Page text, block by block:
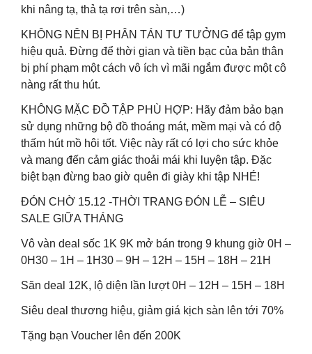
khi nâng tạ, thả tạ rơi trên sàn,…)
KHÔNG NÊN BỊ PHÂN TÁN TƯ TƯỞNG để tập gym
hiệu quả. Đừng để thời gian và tiền bạc của bản thân
bị phí phạm một cách vô ích vì mãi ngắm được một cô
nàng rất thu hút.
KHÔNG MẶC ĐỒ TẬP PHÙ HỢP: Hãy đảm bảo bạn
sử dụng những bộ đồ thoáng mát, mềm mại và có độ
thấm hút mồ hôi tốt. Việc này rất có lợi cho sức khỏe
và mang đến cảm giác thoải mái khi luyện tập. Đặc
biệt bạn đừng bao giờ quên đi giày khi tập NHÉ!
ĐÓN CHỜ 15.12 -THỜI TRANG ĐÓN LỄ – SIÊU
SALE GIỮA THÁNG
Vô vàn deal sốc 1K 9K mở bán trong 9 khung giờ 0H –
0H30 – 1H – 1H30 – 9H – 12H – 15H – 18H – 21H
Săn deal 12K, lộ diện lần lượt 0H – 12H – 15H – 18H
Siêu deal thương hiệu, giảm giá kịch sàn lên tới 70%
Tặng bạn Voucher lên đến 200K